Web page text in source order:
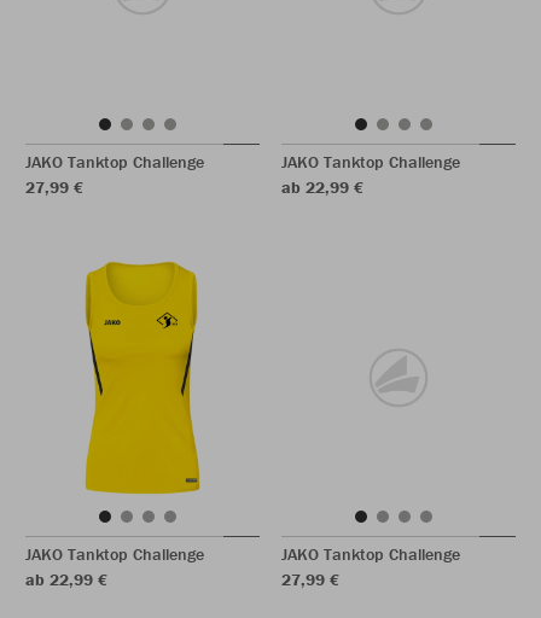
JAKO Tanktop Challenge
27,99 €
JAKO Tanktop Challenge
ab 22,99 €
JAKO Tanktop Challenge
ab 22,99 €
JAKO Tanktop Challenge
27,99 €